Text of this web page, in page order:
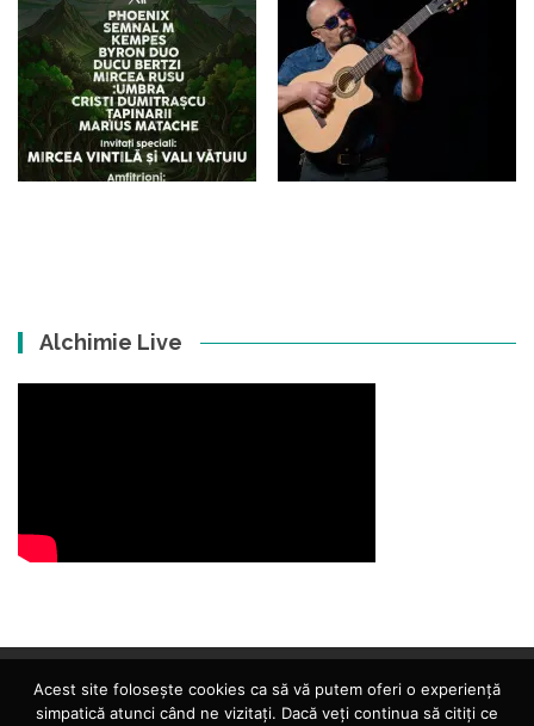
Alchimie Live
Acest site folosește cookies ca să vă putem oferi o experiență
simpatică atunci când ne vizitați. Dacă veți continua să citiți ce